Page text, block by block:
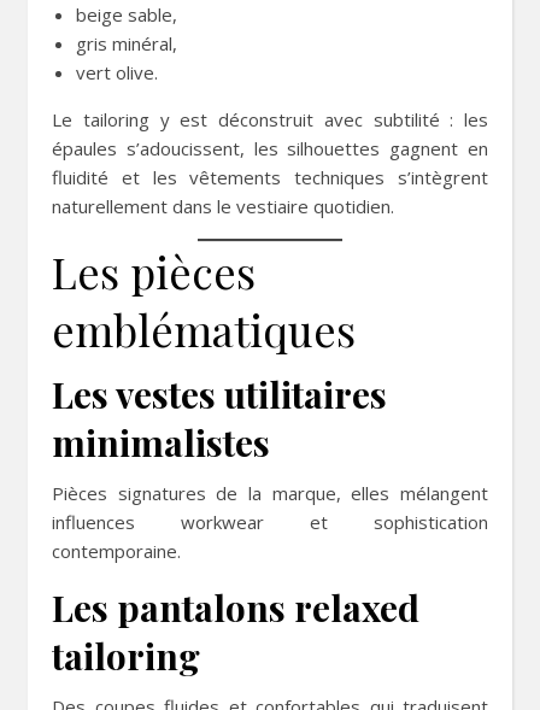
beige sable,
gris minéral,
vert olive.
Le tailoring y est déconstruit avec subtilité : les
épaules s’adoucissent, les silhouettes gagnent en
fluidité et les vêtements techniques s’intègrent
naturellement dans le vestiaire quotidien.
Les pièces
emblématiques
Les vestes utilitaires
minimalistes
Pièces signatures de la marque, elles mélangent
influences workwear et sophistication
contemporaine.
Les pantalons relaxed
tailoring